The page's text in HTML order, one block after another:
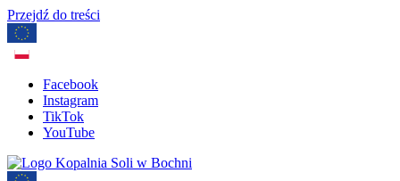
Przejdź do treści
Facebook
Instagram
TikTok
YouTube